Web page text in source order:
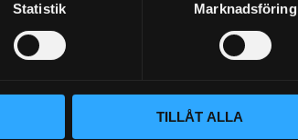
Statistik Marknadsföring
TILLÅT ALLA